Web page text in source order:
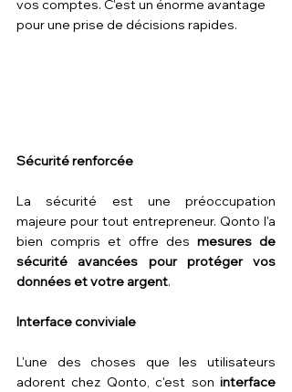
vos comptes. C'est un énorme avantage
pour une prise de décisions rapides.
Sécurité renforcée
La sécurité est une préoccupation
majeure pour tout entrepreneur. Qonto l'a
bien compris et offre des mesures de
sécurité avancées pour protéger vos
données et votre argent.
Interface conviviale
L'une des choses que les utilisateurs
adorent chez Qonto, c'est son interface